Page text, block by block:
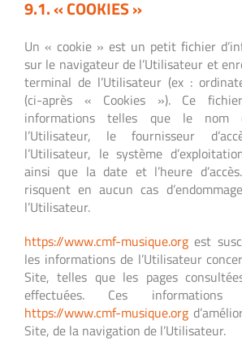
9.1. « COOKIES »
Un « cookie » est un petit fichier
sur le navigateur de l’Utilisateur et
terminal de l’Utilisateur (ex :
(ci-après « Cookies »). Ce
informations telles que le nom
l’Utilisateur, le fournisseur
l’Utilisateur, le système
ainsi que la date et l’heure
risquent en aucun cas
l’Utilisateur.
https://www.cmf-musique.org est
les informations de l’Utilisateur
Site, telles que les pages
effectuées. Ces
https://www.cmf-musique.org
Site, de la navigation de l’Utilisateur.